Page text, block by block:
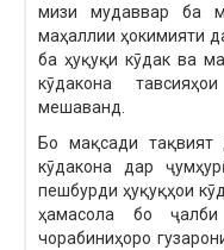
мизи мудаввар ба
маҳаллии ҳокимияти
ба ҳуқуқи кӯдак ва
кӯдакона
мешаванд.
Бо мақсади тақвият
кӯдакона дар
пешбурди ҳуқуқҳои
ҳамасола бо
чорабиниҳоро